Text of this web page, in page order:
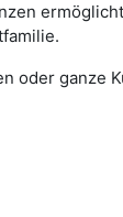
oder ganze